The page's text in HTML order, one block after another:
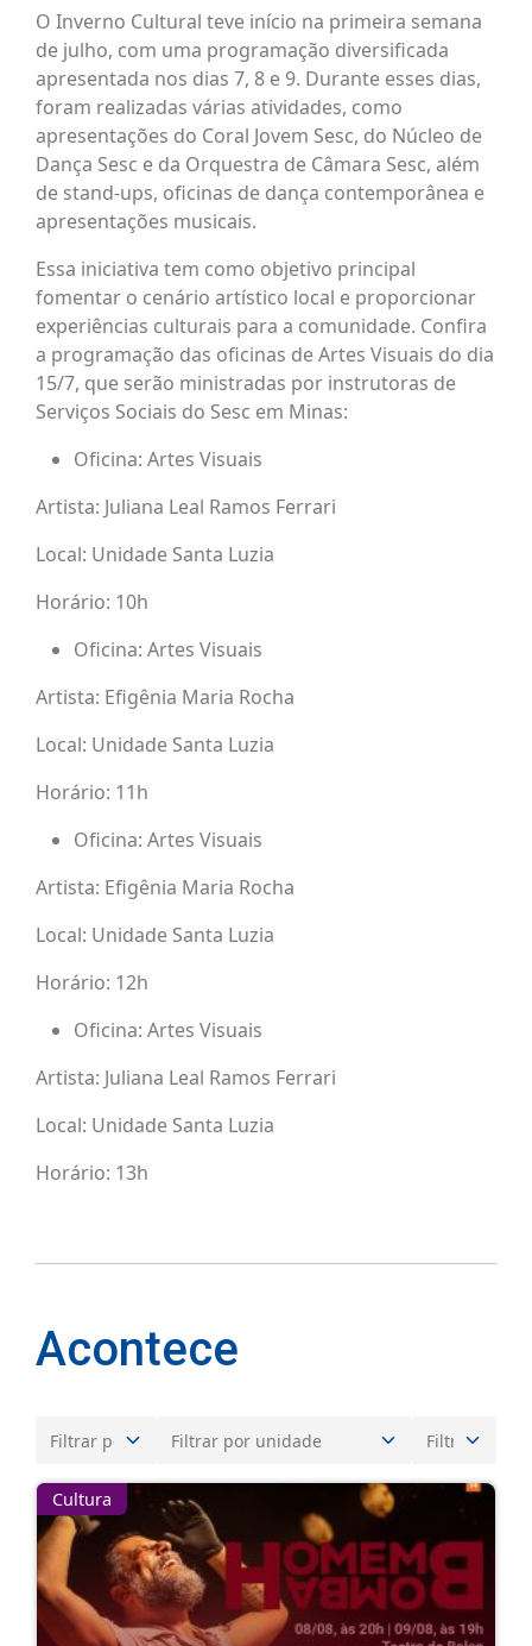
O Inverno Cultural teve início na primeira semana
de julho, com uma programação diversificada
apresentada nos dias 7, 8 e 9. Durante esses dias,
foram realizadas várias atividades, como
apresentações do Coral Jovem Sesc, do Núcleo de
Dança Sesc e da Orquestra de Câmara Sesc, além
de stand-ups, oficinas de dança contemporânea e
apresentações musicais.
Essa iniciativa tem como objetivo principal
fomentar o cenário artístico local e proporcionar
experiências culturais para a comunidade. Confira
a programação das oficinas de Artes Visuais do dia
15/7, que serão ministradas por instrutoras de
Serviços Sociais do Sesc em Minas:
Oficina: Artes Visuais
Artista: Juliana Leal Ramos Ferrari
Local: Unidade Santa Luzia
Horário: 10h
Oficina: Artes Visuais
Artista: Efigênia Maria Rocha
Local: Unidade Santa Luzia
Horário: 11h
Oficina: Artes Visuais
Artista: Efigênia Maria Rocha
Local: Unidade Santa Luzia
Horário: 12h
Oficina: Artes Visuais
Artista: Juliana Leal Ramos Ferrari
Local: Unidade Santa Luzia
Horário: 13h
Acontece
Cultura